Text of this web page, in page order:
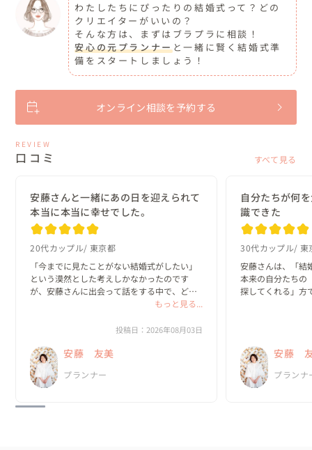
わたしたちにぴったりの結婚式って？どの
クリエイターがいいの？
そんな方は、まずはブラプラに相談！
安心の元プランナーと一緒に賢く結婚式準
備をスタートしましょう！
オンライン相談を予約する
REVIEW
口コミ すべて見る
安藤さんと一緒にあの日を迎えられて
本当に本当に幸せでした。
20代カップル 東京都
「今までに見たことがない結婚式がしたい」
という漠然とした考えしかなかったのです
が、安藤さんに出会って話をする中で、どん
な一日にしたいのか？がどんどん具体的にな
ったことを、安藤さんは「何として...
もっと見る...
投稿日：2026年08月03日
安藤 友美
プランナー
自分たちが何
識できた
30代カップル 東
安藤さんは、「結
本来の自分たちの
探してくれる」方
新郎・新婦に招待
の、ほと...
安藤
プランナ